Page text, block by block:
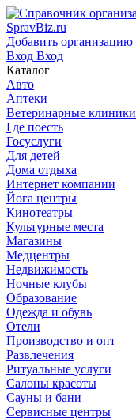
SpravBiz.ru
Добавить организацию
Вход Вход
Каталог
Авто
Аптеки
Ветеринарные клиники
Где поесть
Госуслуги
Для детей
Дома отдыха
Интернет компании
Йога центры
Кинотеатры
Культурные места
Магазины
Медцентры
Недвижимость
Ночные клубы
Образование
Одежда и обувь
Отели
Производство и опт
Развлечения
Ритуальные услуги
Салоны красоты
Сауны и бани
Сервисные центры